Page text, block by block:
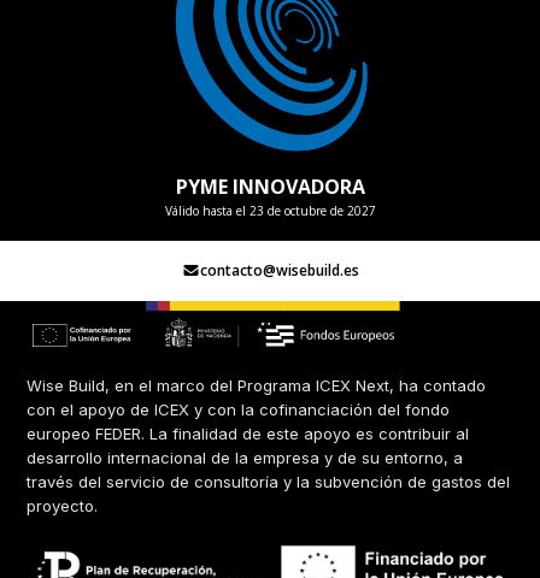
Wise Build, en el marco del Programa ICEX Next, ha contado
con el apoyo de ICEX y con la cofinanciación del fondo
europeo FEDER. La finalidad de este apoyo es contribuir al
desarrollo internacional de la empresa y de su entorno, a
través del servicio de consultoría y la subvención de gastos del
proyecto.
PYME INNOVADORA
Válido hasta el 23 de octubre de 2027
contacto@wisebuild.es